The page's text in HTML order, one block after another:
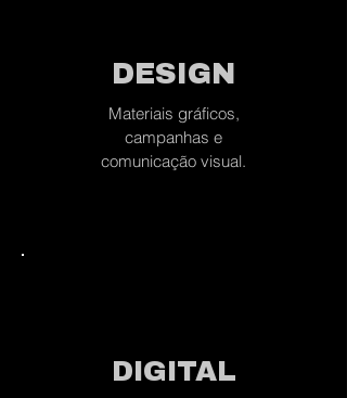
DESIGN
Materiais gráficos,
campanhas e
comunicação visual.
DIGITAL